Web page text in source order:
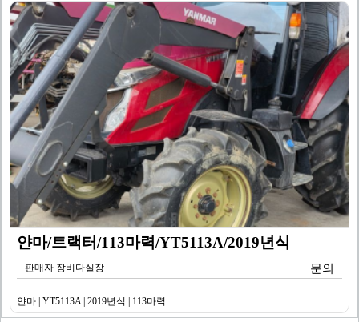
얀마/트랙터/113마력/YT5113A/2019년식
판매자 장비다실장 문의
얀마 | YT5113A | 2019년식 | 113마력